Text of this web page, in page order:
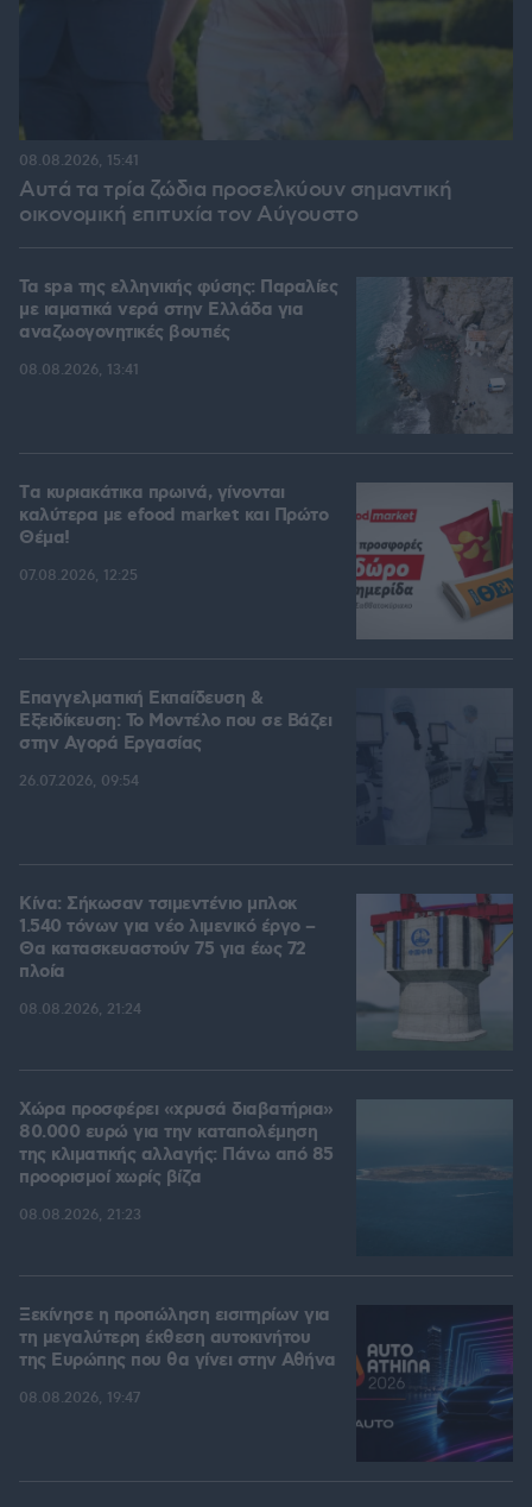
Αυτά τα τρία ζώδια προσελκύουν σημαντική
οικονομική επιτυχία τον Αύγουστο
08.08.2026, 15:41
Τα spa της ελληνικής φύσης: Παραλίες
με ιαματικά νερά στην Ελλάδα για
αναζωογονητικές βουτιές
08.08.2026, 13:41
Tα κυριακάτικα πρωινά, γίνονται
καλύτερα με efood market και Πρώτο
Θέμα!
07.08.2026, 12:25
Επαγγελματική Εκπαίδευση &
Εξειδίκευση: Το Mοντέλο που σε Bάζει
στην Aγορά Eργασίας
26.07.2026, 09:54
Κίνα: Σήκωσαν τσιμεντένιο μπλοκ
1.540 τόνων για νέο λιμενικό έργο –
Θα κατασκευαστούν 75 για έως 72
πλοία
08.08.2026, 21:24
Χώρα προσφέρει «χρυσά διαβατήρια»
80.000 ευρώ για την καταπολέμηση
της κλιματικής αλλαγής: Πάνω από 85
προορισμοί χωρίς βίζα
08.08.2026, 21:23
Ξεκίνησε η προπώληση εισιτηρίων για
τη μεγαλύτερη έκθεση αυτοκινήτου
της Ευρώπης που θα γίνει στην Αθήνα
08.08.2026, 19:47